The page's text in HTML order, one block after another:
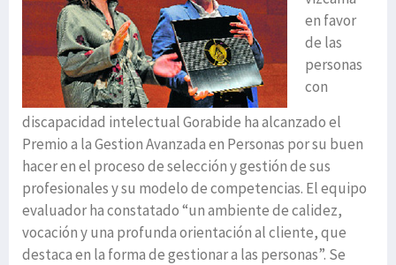
en favor
de las
personas
con
discapacidad intelectual Gorabide ha alcanzado el
Premio a la Gestion Avanzada en Personas por su buen
hacer en el proceso de selección y gestión de sus
profesionales y su modelo de competencias. El equipo
evaluador ha constatado “un ambiente de calidez,
vocación y una profunda orientación al cliente, que
destaca en la forma de gestionar a las personas”. Se